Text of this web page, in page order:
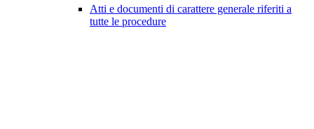
Atti e documenti di carattere generale riferiti a
tutte le procedure